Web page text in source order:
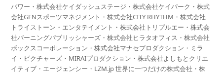
パワー・株式会社ケイダッシュステージ・株式会社ケイパーク・株式
会社GENスポーツマネジメント・株式会社CITY RHYTHM・株式会社
トライストーン・エンタテイメント・株式会社トリプルエー・株式会
社バーニングパブリッシャーズ・株式会社ヒラタオフィス・株式会社
ボックスコーポレーション・株式会社マナセプロダクション・ミラ
イ・ピクチャーズ・MIRAIプロダクション・株式会社よしもとクリエ
イティブ・エージェンシー・LZM.jp 世界に一つだけの株式会社・株